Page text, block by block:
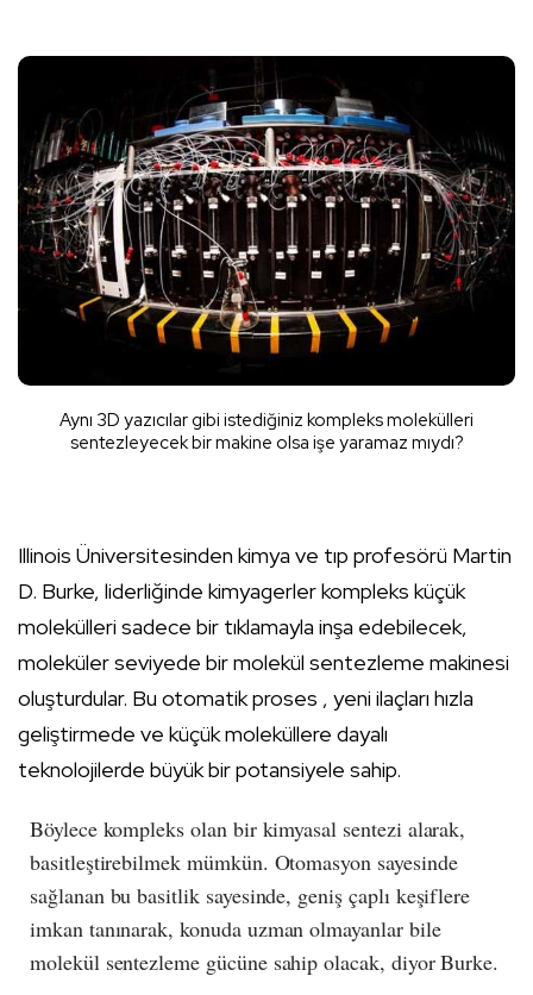
Aynı 3D yazıcılar gibi istediğiniz kompleks molekülleri
sentezleyecek bir makine olsa işe yaramaz mıydı?
Illinois Üniversitesinden kimya ve tıp profesörü Martin
D. Burke, liderliğinde kimyagerler kompleks küçük
molekülleri sadece bir tıklamayla inşa edebilecek,
moleküler seviyede bir molekül sentezleme makinesi
oluşturdular. Bu otomatik proses , yeni ilaçları hızla
geliştirmede ve küçük moleküllere dayalı
teknolojilerde büyük bir potansiyele sahip.
Böylece kompleks olan bir kimyasal sentezi alarak,
basitleştirebilmek mümkün. Otomasyon sayesinde
sağlanan bu basitlik sayesinde, geniş çaplı keşiflere
imkan tanınarak, konuda uzman olmayanlar bile
molekül sentezleme gücüne sahip olacak, diyor Burke.